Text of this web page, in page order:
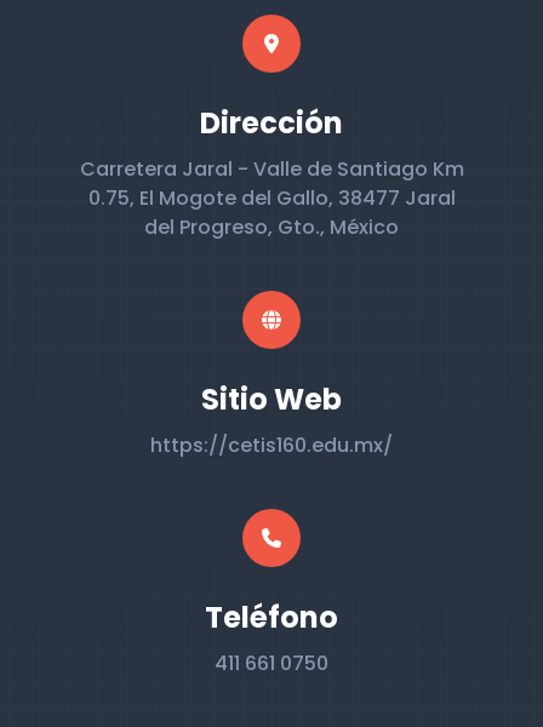
Dirección
Carretera Jaral - Valle de Santiago Km
0.75, El Mogote del Gallo, 38477 Jaral
del Progreso, Gto., México
Sitio Web
https://cetis160.edu.mx/
Teléfono
411 661 0750